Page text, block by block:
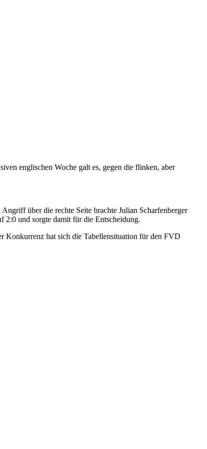
englischen Woche galt es, gegen die flinken, aber
über die rechte Seite brachte Julian Scharfenberger
2:0 und sorgte damit für die Entscheidung.
Konkurrenz hat sich die Tabellensituation für den FVD